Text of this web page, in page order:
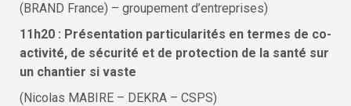
(BRAND France) – groupement d’entreprises)
11h20 : Présentation particularités en termes de co-
activité, de sécurité et de protection de la santé sur
un chantier si vaste
(Nicolas MABIRE – DEKRA – CSPS)